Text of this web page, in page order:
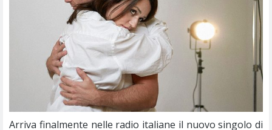
Arriva finalmente nelle radio italiane il nuovo singolo di